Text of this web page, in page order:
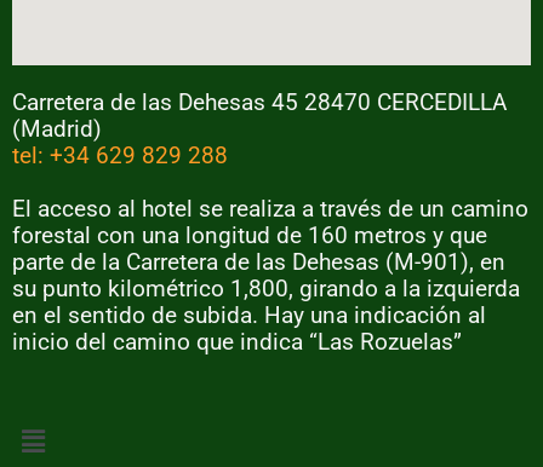
Carretera de las Dehesas 45 28470 CERCEDILLA
(Madrid)
tel: +34 629 829 288
El acceso al hotel se realiza a través de un camino
forestal con una longitud de 160 metros y que
parte de la Carretera de las Dehesas (M-901), en
su punto kilométrico 1,800, girando a la izquierda
en el sentido de subida. Hay una indicación al
inicio del camino que indica “Las Rozuelas”
Menú